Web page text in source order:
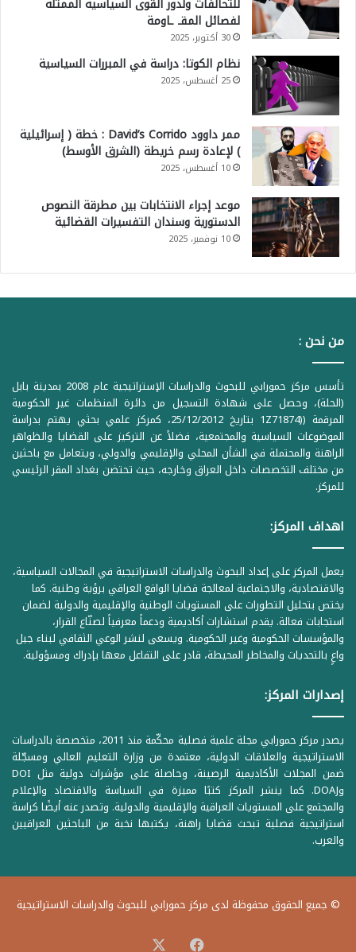
للتحالفات ولدور القوى السياسية الممثلة
لفصائل المقـ ـاومة
30 أكتوبر، 2025
نظام الكوتا: دراسة في المبررات السياسية
25 أغسطس، 2025
ممر داوود David’s Corrido : خطة ( إسرائيلية
) لإعادة رسم خريطة (الشرق الأوسط)
10 أغسطس، 2025
موعد إجراء الانتخابات بين مطرقة النصوص
الدستورية وسندان التفسيرات القضائية
10 نوفمبر، 2025
من نحن :
تأسس مركز حمورابي للبحوث والدراسات الإستراتيجية عام 2008 بمدينة بابل
(الحلة)، وحصل على شهادة التسجيل من دائرة المنظمات غير الحكومية
المرقمة ((1Z71874 بتاريخ 25/12/2012، كمركز علمي بحثي يهتم بدراسة
الموضوعات السياسية والمجتمعية، فضلاً عن التركيز على القضايا والظواهر
الراهنة والمحتملة في الشأن المحلي والإقليمي والدولي، ويتعامل مع باحثين
من مختلف التخصصات داخل العراق وخارجه، حيث تحتضن بغداد المقر الرئيسي
للمركز.
اهداف المركز:
يعمل المركز على إعداد البحوث والدراسات الاستراتيجية في المجالات السياسية،
والاقتصادية، والاجتماعية لمعالجة قضايا الواقع العراقي برؤية وطنية. كما
يختص بتحليل التطورات على المستويات الوطنية والإقليمية والدولية لضمان
استجابات فعالة. يقدم استشارات أكاديمية ودعماً معرفياً لصنّاع القرار،
والمؤسسات الحكومية وغير الحكومية. ويسعى لنشر الوعي الثقافي لبناء جيل
واعٍ بالتحديات والمخاطر المحيطة، قادر على التفاعل معها بإدراك ومسؤولية.
إصدارات المركز:
يصدر مركز حمورابي مجلة علمية فصلية محكّمة منذ 2011، متخصصة بالدراسات
الاستراتيجية والعلاقات الدولية، معتمدة من وزارة التعليم العالي ومسجّلة
ضمن المجلات الأكاديمية الرصينة، وحاصلة على مؤشرات دولية مثل DOI
وDOAJ. كما ينشر المركز كتبًا مميزة في السياسة والاقتصاد والإعلام
والمجتمع على المستويات العراقية والإقليمية والدولية. وتصدر عنه أيضًا كراسة
استراتيجية فصلية تبحث قضايا راهنة، يكتبها نخبة من الباحثين العراقيين
والعرب.
© جميع الحقوق محفوظة لدى مركز حمورابي للبحوث والدراسات الاستراتيجية
فيسبوك